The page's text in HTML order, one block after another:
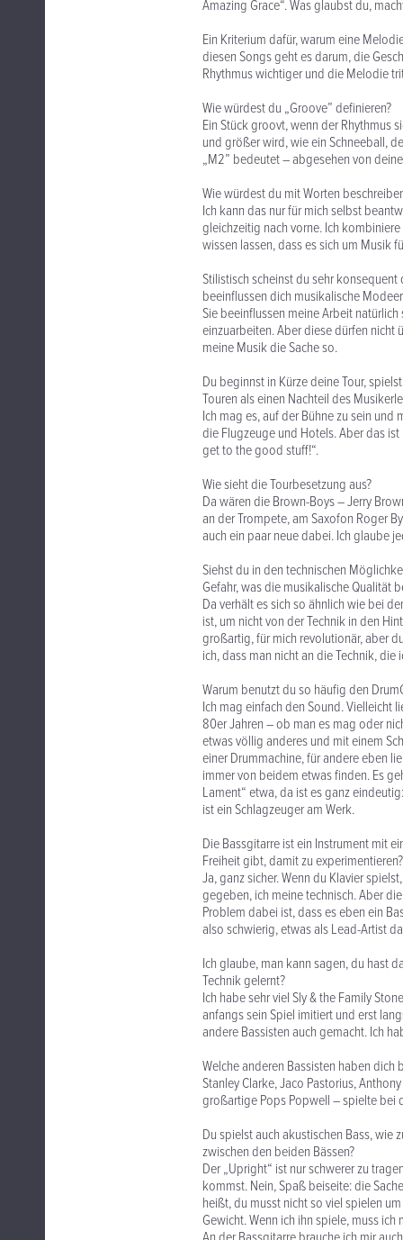
Amazing Grace“. Was glaubst du,
Ein Kriterium dafür, warum eine
diesen Songs geht es darum, die
Rhythmus wichtiger und die Melodie
Wie würdest du „Groove” definieren?
Ein Stück groovt, wenn der Rhythmus
und größer wird, wie ein Schneeball,
„M2” bedeutet – abgesehen von
Wie würdest du mit Worten
Ich kann das nur für mich selbst
gleichzeitig nach vorne. Ich
wissen lassen, dass es sich um Musik
Stilistisch scheinst du sehr
beeinflussen dich musikalische
Sie beeinflussen meine Arbeit
einzuarbeiten. Aber diese dürfen nicht
meine Musik die Sache so.
Du beginnst in Kürze deine Tour,
Touren als einen Nachteil des
Ich mag es, auf der Bühne zu sein
die Flugzeuge und Hotels. Aber das
get to the good stuff!“.
Wie sieht die Tourbesetzung aus?
Da wären die Brown-Boys – Jerry
an der Trompete, am Saxofon Roger
auch ein paar neue dabei. Ich glaube
Siehst du in den technischen
Gefahr, was die musikalische Qualität
Da verhält es sich so ähnlich wie bei
ist, um nicht von der Technik in den
großartig, für mich revolutionär, aber
ich, dass man nicht an die Technik,
Warum benutzt du so häufig den
Ich mag einfach den Sound. Vielleicht
80er Jahren – ob man es mag oder
etwas völlig anderes und mit einem
einer Drummachine, für andere eben
immer von beidem etwas finden. Es
Lament“ etwa, da ist es ganz
ist ein Schlagzeuger am Werk.
Die Bassgitarre ist ein Instrument mit
Freiheit gibt, damit zu experimentieren?
Ja, ganz sicher. Wenn du Klavier
gegeben, ich meine technisch. Aber
Problem dabei ist, dass es eben ein
also schwierig, etwas als Lead-Artist
Ich glaube, man kann sagen, du hast
Technik gelernt?
Ich habe sehr viel Sly & the Family
anfangs sein Spiel imitiert und erst
andere Bassisten auch gemacht. Ich
Welche anderen Bassisten haben dich
Stanley Clarke, Jaco Pastorius,
großartige Pops Popwell – spielte bei
Du spielst auch akustischen Bass, wie
zwischen den beiden Bässen?
Der „Upright“ ist nur schwerer zu
kommst. Nein, Spaß beiseite: die
heißt, du musst nicht so viel spielen
Gewicht. Wenn ich ihn spiele, muss